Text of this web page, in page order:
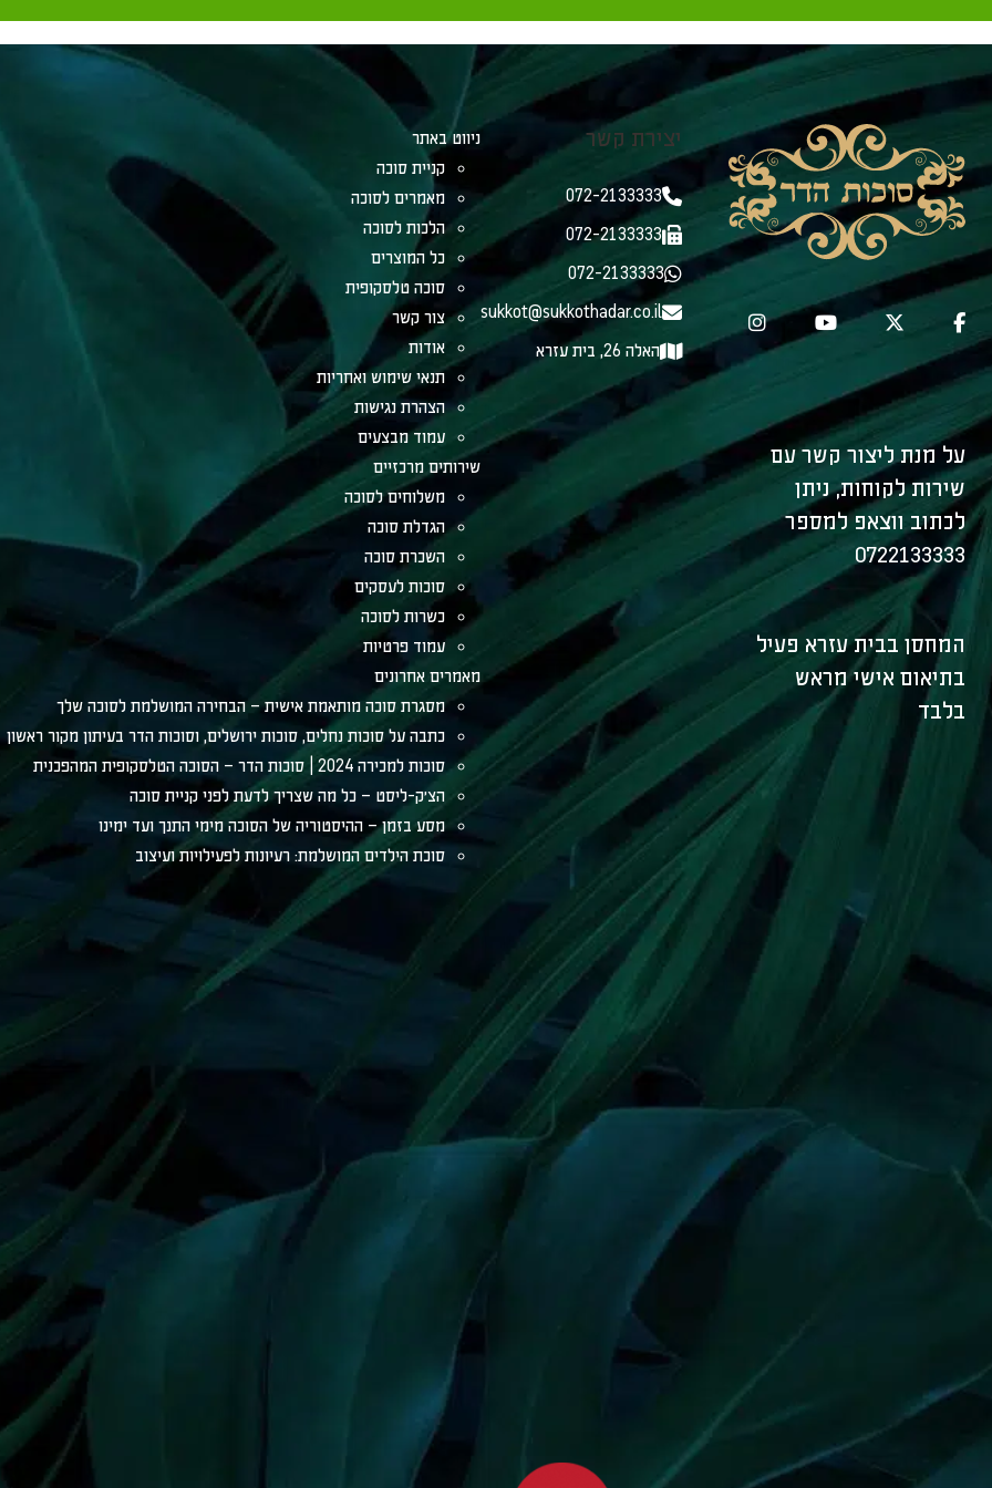
על מנת ליצור קשר עם
שירות לקוחות, ניתן
לכתוב ווצאפ למספר
0722133333
המחסן בבית עזרא פעיל
בתיאום אישי מראש
בלבד
יצירת קשר
072-2133333
072-2133333
072-2133333
sukkot@sukkothadar.co.il
האלה 26, בית עזרא
ניווט באתר
קניית סוכה
מאמרים לסוכה
הלכות לסוכה
כל המוצרים
סוכה טלסקופית
צור קשר
אודות
תנאי שימוש ואחריות
הצהרת נגישות
עמוד מבצעים
שירותים מרכזיים
משלוחים לסוכה
הגדלת סוכה
השכרת סוכה
סוכות לעסקים
כשרות לסוכה
עמוד פרטיות
מאמרים אחרונים
מסגרת סוכה מותאמת אישית – הבחירה המושלמת לסוכה שלך
כתבה על סוכות נחלים, סוכות ירושלים, וסוכות הדר בעיתון מקור ראשון
סוכות למכירה 2024 | סוכות הדר – הסוכה הטלסקופית המהפכנית
הצ׳ק-ליסט – כל מה שצריך לדעת לפני קניית סוכה
מסע בזמן – ההיסטוריה של הסוכה מימי התנך ועד ימינו
סוכת הילדים המושלמת: רעיונות לפעילויות ועיצוב